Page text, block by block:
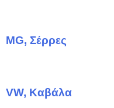
MG, Σέρρες
VW, Καβάλα